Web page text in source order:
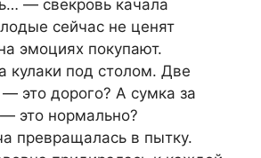
— свекровь качала
сейчас не ценят
эмоциях покупают.
кулаки под столом. Две
это дорого? А сумка за
это нормально?
превращалась в пытку.